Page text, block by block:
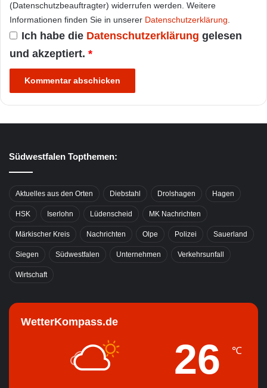
(Datenschutzbeauftragter) widerrufen werden. Weitere
Informationen finden Sie in unserer Datenschutzerklärung.
Ich habe die Datenschutzerklärung gelesen
und akzeptiert. *
Südwestfalen Topthemen:
Aktuelles aus den Orten Diebstahl Drolshagen Hagen
HSK Iserlohn Lüdenscheid MK Nachrichten
Märkischer Kreis Nachrichten Olpe Polizei Sauerland
Siegen Südwestfalen Unternehmen Verkehrsunfall
Wirtschaft
WetterKompass.de
26 ℃